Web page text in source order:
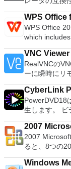
合。 OSがインストールされていないシステムで作業する必要
がある場合。 BIOSまたはその他のファームウェアをDOSから
フラッシュす
を実行する必要がある場合
す：Arch
Damn Small
gNewSense
Kubuntu、
OpenSUSE
Rescue Kit、
以降）、
Windows 7、Windows 8。 *こ
ア語、マレー
語、スペイン
トヴィエシュ
ク、ポルスキ
スロベンツキ
以上を誇って
いる場合、
アプリケーシ
供するため、
PCで動作するゲー
ーターを使用
プレイステー
ケーション
ハードドライ
す。 主な機能は次のとお
押すだけで、
限のメモリー
8MBから
した。 高解像
1080pまたは
ゲームを高い
WPS Office
WPS Office
which
and
easily be able
Office 2016
French,
languages. To
single click! Despite being a free suite, WPS Office comes
with many
adjustment
converter,
2016
Roaming and Docer
Writer
presentations
VNC Viewer
RealVNCの
ーに瞬時にリ
またはLinux
使用すると、
ンピューター
ードを制御したりできます。
使用が簡単で
し、指示に従
モート展開に
トフォームに
は、スタンド
CyberLink
PowerDVD18
生します。 ビ
ツ、さらには
要なエンターテイメ
ラウンドサウ
の増え続ける
か、PCまた
2007
PDF or XPS
2007
ると、8つの
XPS形式にエ
すると、これ
Windows